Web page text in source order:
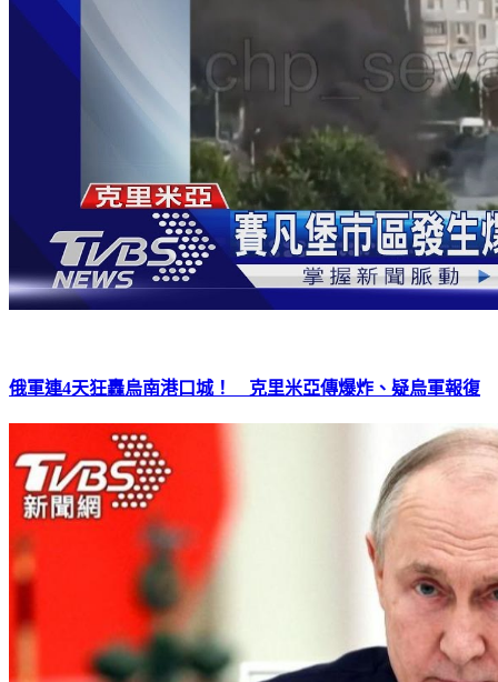
俄軍連4天狂轟烏南港口城！ 克里米亞傳爆炸、疑烏軍報復